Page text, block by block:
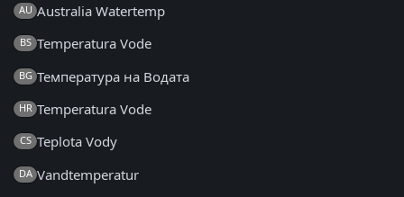
AU Australia Watertemp
BS Temperatura Vode
BG Температура на Водата
HR Temperatura Vode
CS Teplota Vody
DA Vandtemperatur